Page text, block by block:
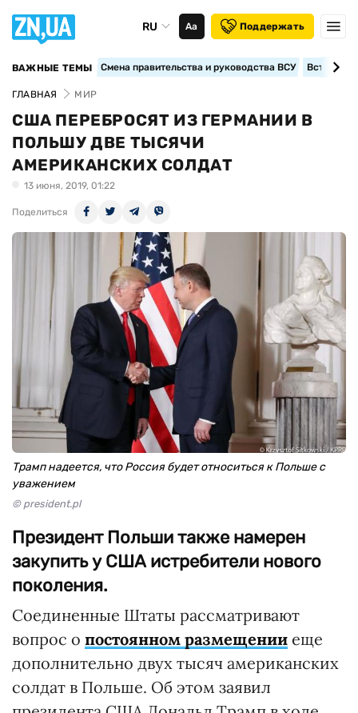
RU Аа Поддержать
ВАЖНЫЕ ТЕМЫ Смена правительства и руководства ВСУ
ГЛАВНАЯ МИР
США ПЕРЕБРОСЯТ ИЗ ГЕРМАНИИ В
ПОЛЬШУ ДВЕ ТЫСЯЧИ
АМЕРИКАНСКИХ СОЛДАТ
13 июня, 2019, 01:22
Поделиться
Трамп надеется, что Россия будет относиться к Польше с
уважением
© president.pl
Президент Польши также намерен
закупить у США истребители нового
поколения.
Соединенные Штаты рассматривают
вопрос о постоянном размещении еще
дополнительно двух тысяч американских
солдат в Польше. Об этом заявил